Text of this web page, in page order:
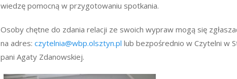
wiedzę pomocną w przygotowaniu spotkania.
Osoby chętne do zdania relacji ze swoich wypraw mogą się
na adres: czytelnia@wbp.olsztyn.pl lub bezpośrednio w Czytelni w
pani Agaty Zdanowskiej.